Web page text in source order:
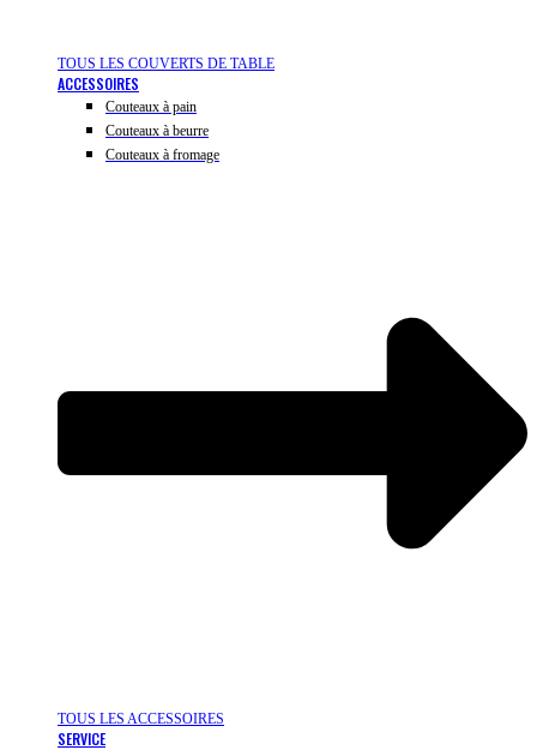
TOUS LES COUVERTS DE TABLE
ACCESSOIRES
Couteaux à pain
Couteaux à beurre
Couteaux à fromage
TOUS LES ACCESSOIRES
SERVICE